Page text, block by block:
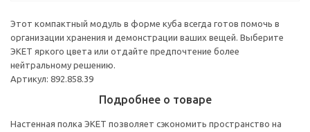
Этот компактный модуль в форме куба всегда готов помочь в
организации хранения и демонстрации ваших вещей. Выберите
ЭКЕТ яркого цвета или отдайте предпочтение более
нейтральному решению.
Артикул: 892.858.39
Подробнее о товаре
Настенная полка ЭКЕТ позволяет сэкономить пространство на